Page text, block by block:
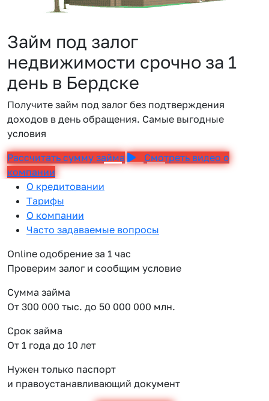
Займ под залог
недвижимости срочно за 1
день в Бердске
Получите займ под залог без подтверждения
доходов в день обращения. Самые выгодные
условия
Рассчитать сумму займа
Смотреть видео о
компании
О кредитовании
Тарифы
О компании
Часто задаваемые вопросы
Online одобрение за 1 час
Проверим залог и сообщим условие
Сумма займа
От 300 000 тыс. до 50 000 000 млн.
Срок займа
От 1 года до 10 лет
Нужен только паспорт
и правоустанавливающий документ